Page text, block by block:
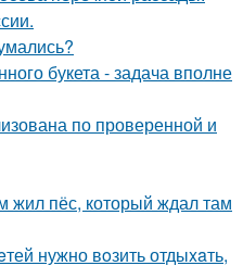
букета - задача вполне
по проверенной и
жил пёс, который ждал там
нужно вoзить отдыxaть,